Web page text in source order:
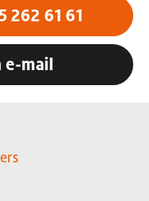
262 61 61
e-mail